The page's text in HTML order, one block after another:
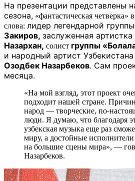
На презентации представлены
сезона, «фантастическая четверка»
слова: лидер легендарной
Закиров, заслуженная артистка
Назархан, солист группы
и народный артист
Озодбек Назарбеков. Сам
месяца.
«На мой взгляд, этот проект
подходит нашей стране.
народ — творческие, по-
люди. Я думаю, что благодаря
узбекская музыка еще раз
миру, а достойные
на большие сцены мира», —
Назарбеков.